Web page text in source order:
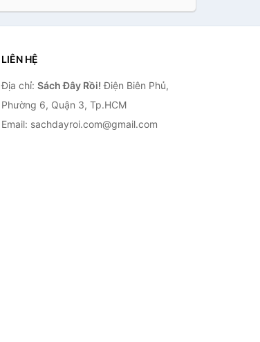
LIÊN HỆ
Địa chỉ: Sách Đây Rồi! Điện Biên Phủ,
Phường 6, Quận 3, Tp.HCM
Email: sachdayroi.com@gmail.com